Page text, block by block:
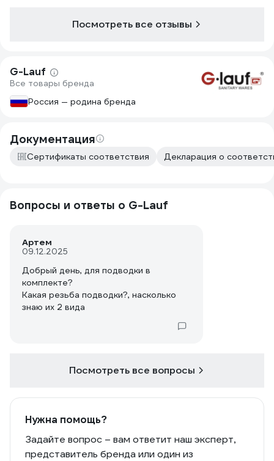
Посмотреть все отзывы
G-Lauf
Все товары бренда
Россия — родина бренда
Документация
Сертификаты соответствия Декларация о
Вопросы и ответы о G-Lauf
Артем
09.12.2025
Добрый день, для подводки в
комплекте?
Какая резьба подводки?, насколько
знаю их 2 вида
Посмотреть все вопросы
Нужна помощь?
Задайте вопрос – вам ответит наш эксперт,
представитель бренда или один из